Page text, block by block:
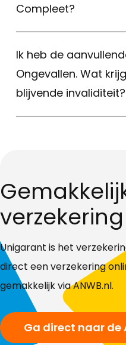
Compleet?
Ik heb de
Ongevallen. Wat
blijvende invaliditeit?
Unigarant is het
direct een verzekering
gemakkelijk via ANWB.nl.
Ga direct naar de